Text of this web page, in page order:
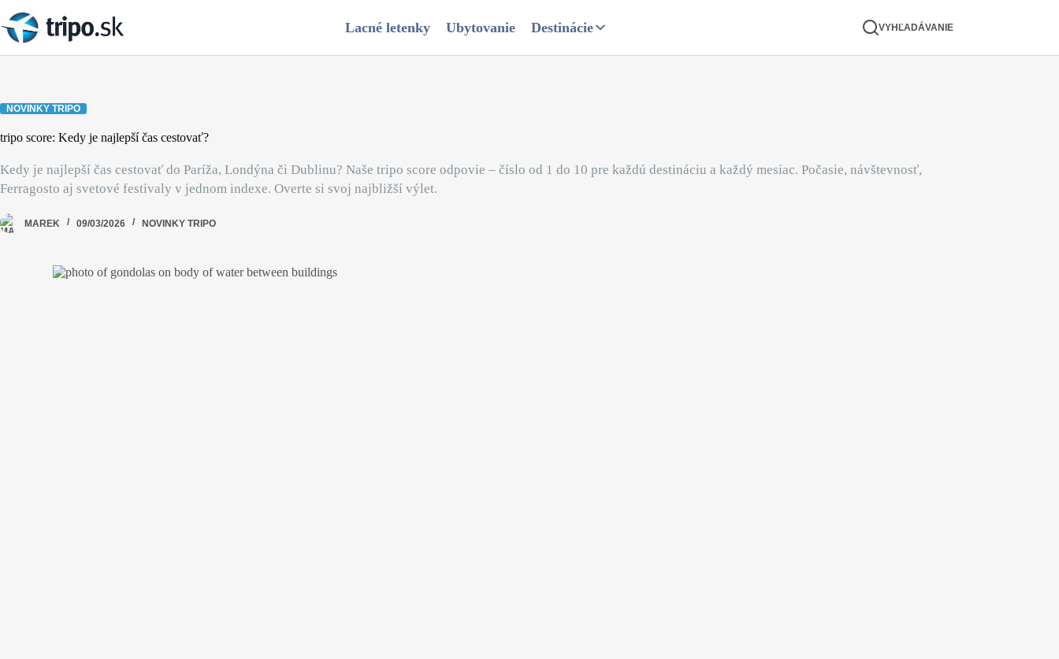
content
Lacné letenky Ubytovanie Destinácie VYHĽADÁVANIE
NOVINKY TRIPO
tripo score: Kedy je najlepší čas cestovať?
Kedy je najlepší čas cestovať do Paríža, Londýna či Dublinu? Naše tripo score odpovie – číslo od 1 do 10 pre každú destináciu a každý mesiac. Počasie, návštevnosť,
Ferragosto aj svetové festivaly v jednom indexe. Overte si svoj najbližší výlet.
MAREK 09/03/2026 NOVINKY TRIPO